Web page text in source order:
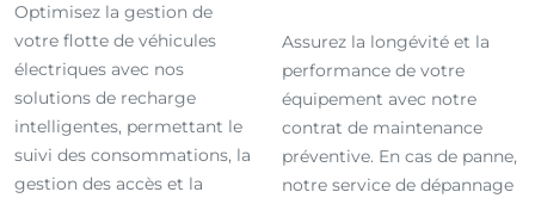
Optimisez la gestion de
votre flotte de véhicules
électriques avec nos
solutions de recharge
intelligentes, permettant le
suivi des consommations, la
gestion des accès et la
Assurez la longévité et la
performance de votre
équipement avec notre
contrat de maintenance
préventive. En cas de panne,
notre service de dépannage